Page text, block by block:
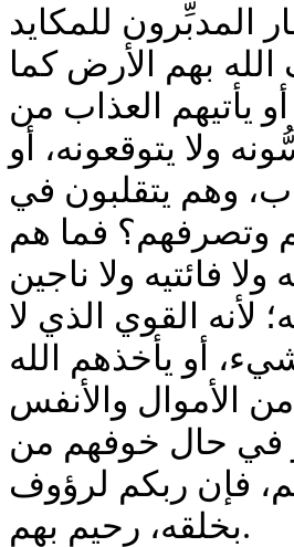
المدبِّرون للمكايد
بهم الأرض كما
يأتيهم العذاب من
ولا يتوقعونه، أو
وهم يتقلبون في
وتصرفهم؟ فما هم
ولا فائتيه ولا ناجين
لأنه القوي الذي لا
أو يأخذهم الله
الأموال والأنفس
في حال خوفهم من
فإن ربكم لرؤوف
بخلقه، رحيم بهم.